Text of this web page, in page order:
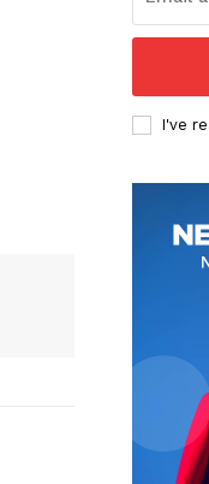
I've